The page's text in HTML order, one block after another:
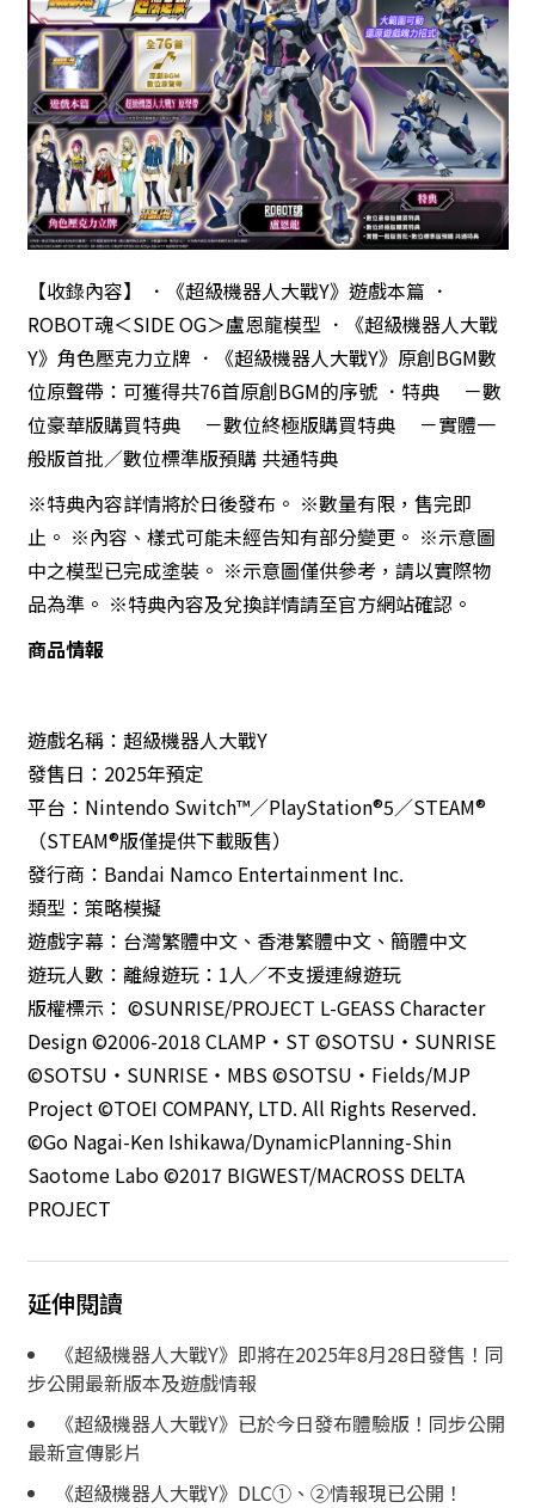
【收錄內容】 ．《超級機器人大戰Y》遊戲本篇 ．
ROBOT魂＜SIDE OG＞盧恩龍模型 ．《超級機器人大戰
Y》角色壓克力立牌 ．《超級機器人大戰Y》原創BGM數
位原聲帶：可獲得共76首原創BGM的序號 ．特典 －數
位豪華版購買特典 －數位終極版購買特典 －實體一
般版首批／數位標準版預購 共通特典
※特典內容詳情將於日後發布。 ※數量有限，售完即
止。 ※內容、樣式可能未經告知有部分變更。 ※示意圖
中之模型已完成塗裝。 ※示意圖僅供參考，請以實際物
品為準。 ※特典內容及兌換詳情請至官方網站確認。
商品情報
遊戲名稱：超級機器人大戰Y
發售日：2025年預定
平台：Nintendo Switch™／PlayStation®5／STEAM®
（STEAM®版僅提供下載販售）
發行商：Bandai Namco Entertainment Inc.
類型：策略模擬
遊戲字幕：台灣繁體中文、香港繁體中文、簡體中文
遊玩人數：離線遊玩：1人／不支援連線遊玩
版權標示： ©SUNRISE/PROJECT L-GEASS Character
Design ©2006-2018 CLAMP・ST ©SOTSU・SUNRISE
©SOTSU・SUNRISE・MBS ©SOTSU・Fields/MJP
Project ©TOEI COMPANY, LTD. All Rights Reserved.
©Go Nagai-Ken Ishikawa/DynamicPlanning-Shin
Saotome Labo ©2017 BIGWEST/MACROSS DELTA
PROJECT
延伸閱讀
《超級機器人大戰Y》即將在2025年8月28日發售！同
步公開最新版本及遊戲情報
《超級機器人大戰Y》已於今日發布體驗版！同步公開
最新宣傳影片
《超級機器人大戰Y》DLC①、②情報現已公開！